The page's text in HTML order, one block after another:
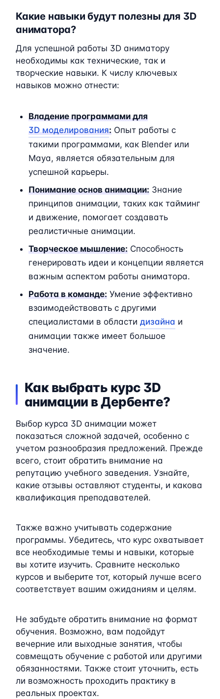
Какие навыки будут полезны для 3D
аниматора?
Для успешной работы 3D аниматору
необходимы как технические, так и
творческие навыки. К числу ключевых
навыков можно отнести:
Владение программами для
3D моделирования: Опыт работы с
такими программами, как Blender или
Maya, является обязательным для
успешной карьеры.
Понимание основ анимации: Знание
принципов анимации, таких как тайминг
и движение, помогает создавать
реалистичные анимации.
Творческое мышление: Способность
генерировать идеи и концепции является
важным аспектом работы аниматора.
Работа в команде: Умение эффективно
взаимодействовать с другими
специалистами в области дизайна и
анимации также имеет большое
значение.
Как выбрать курс 3D
анимации в Дербенте?
Выбор курса 3D анимации может
показаться сложной задачей, особенно с
учетом разнообразия предложений. Прежде
всего, стоит обратить внимание на
репутацию учебного заведения. Узнайте,
какие отзывы оставляют студенты, и какова
квалификация преподавателей.
Также важно учитывать содержание
программы. Убедитесь, что курс охватывает
все необходимые темы и навыки, которые
вы хотите изучить. Сравните несколько
курсов и выберите тот, который лучше всего
соответствует вашим ожиданиям и целям.
Не забудьте обратить внимание на формат
обучения. Возможно, вам подойдут
вечерние или выходные занятия, чтобы
совмещать обучение с работой или другими
обязанностями. Также стоит уточнить, есть
ли возможность проходить практику в
реальных проектах.